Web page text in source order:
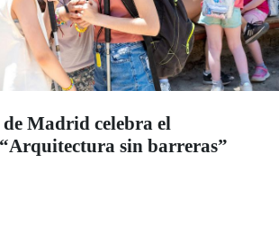
Madrid celebra el
sin barreras”